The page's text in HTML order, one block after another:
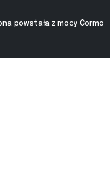
powstała z mocy Cormo